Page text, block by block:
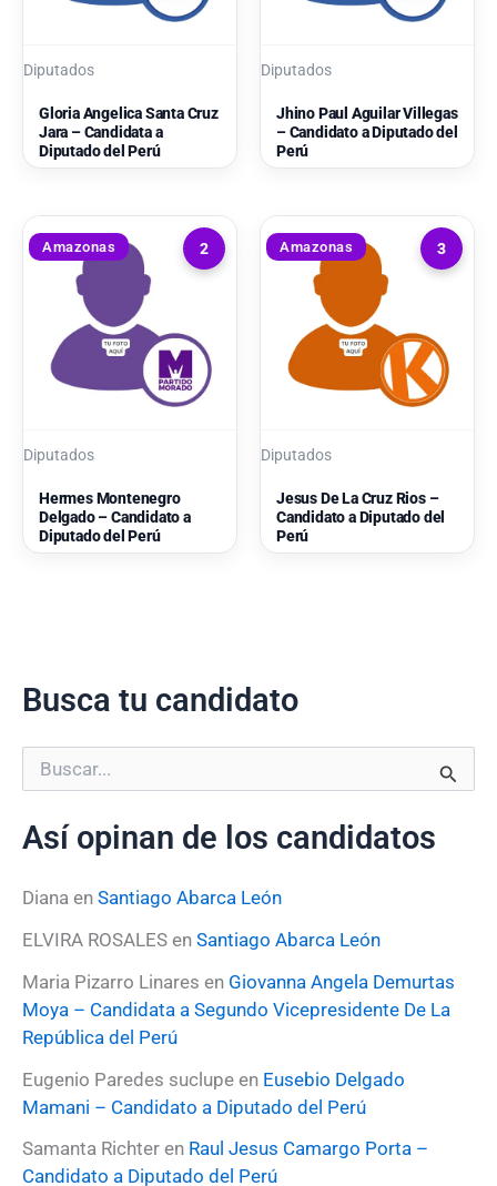
Diputados
Gloria Angelica Santa Cruz
Jara – Candidata a
Diputado del Perú
Diputados
Jhino Paul Aguilar Villegas
– Candidato a Diputado del
Perú
2
Amazonas
Diputados
Hermes Montenegro
Delgado – Candidato a
Diputado del Perú
3
Amazonas
Diputados
Jesus De La Cruz Rios –
Candidato a Diputado del
Perú
Busca tu candidato
u
c
p
r
Así opinan de los candidatos
Diana en Santiago Abarca León
ELVIRA ROSALES en Santiago Abarca León
Maria Pizarro Linares en Giovanna Angela Demurtas
Moya – Candidata a Segundo Vicepresidente De La
República del Perú
Eugenio Paredes suclupe en Eusebio Delgado
Mamani – Candidato a Diputado del Perú
Samanta Richter en Raul Jesus Camargo Porta –
Candidato a Diputado del Perú